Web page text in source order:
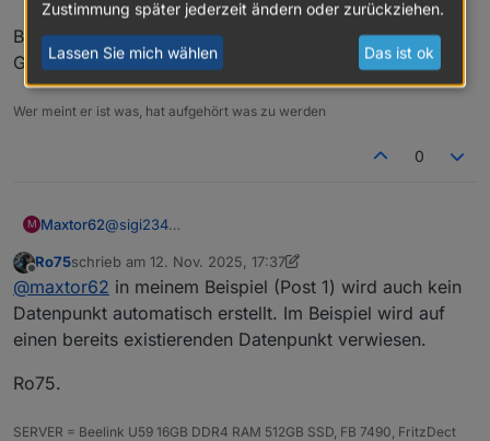
Habe ein extra Skipt erstellt.
Edit:
Kaum macht man es Richtig läuft es auch. (VIS-2)
Bei mir wird kein Datenpunkt erstellt.
Grüße
Wer meint er ist was, hat aufgehört was zu werden
0
M Maxtor62@sigi234
Bei mir wird kein Datenpunkt erstellt.
Grüße
Offline
Ro75schrieb am 12. Nov. 2025, 17:37
zuletzt editiert von Ro7511. Dez. 2025, 18:37
@maxtor62 in meinem Beispiel (Post 1) wird auch kein
Datenpunkt automatisch erstellt. Im Beispiel wird auf
einen bereits existierenden Datenpunkt verwiesen.
Ro75.
SERVER = Beelink U59 16GB DDR4 RAM 512GB SSD, FB 7490, FritzDect
Zustimmung später jederzeit ändern oder zurückziehen.
Lassen Sie mich wählen Das ist ok